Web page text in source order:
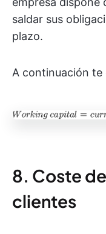
saldar sus
plazo.
A continuación te
8. Coste
clientes